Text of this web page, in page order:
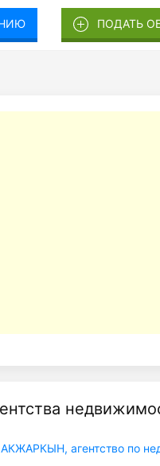
ПОДАТЬ
АКЖАРКЫН, агентство по